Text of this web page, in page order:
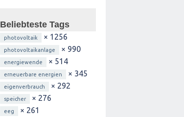
Beliebteste Tags
photovoltaik × 1256
photovoltaikanlage × 990
energiewende × 514
erneuerbare energien × 345
eigenverbrauch × 292
speicher × 276
eeg × 261